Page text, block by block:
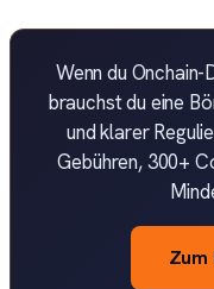
Wenn du
brauchst du eine
und klarer
Gebühren, 300+
Zum